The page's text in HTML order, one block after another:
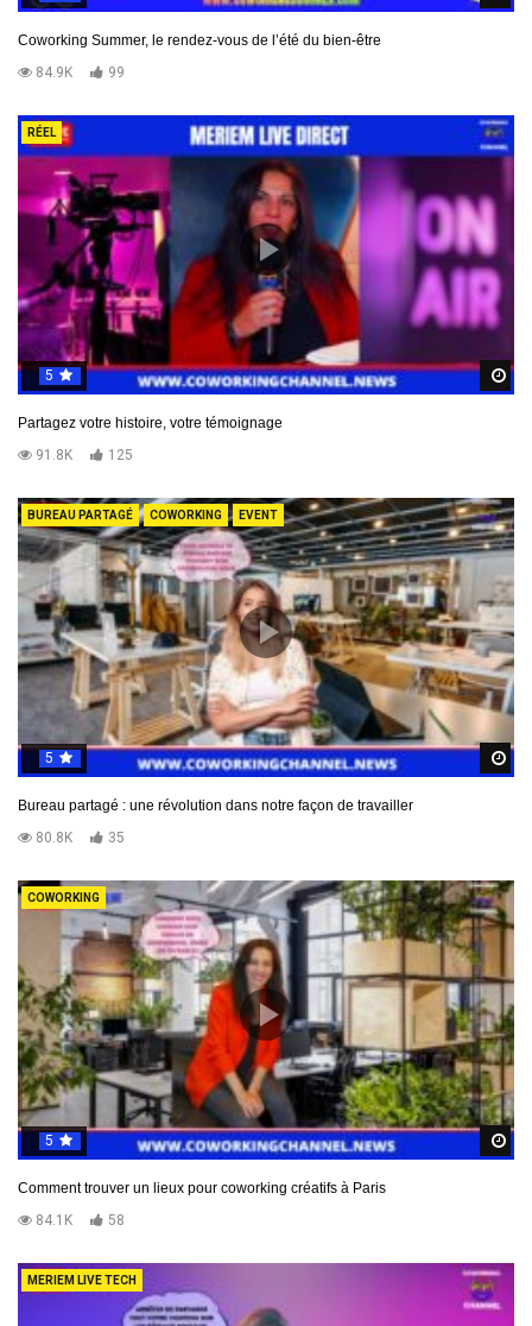
de chaleur ?
70.7K
48
canicule meurtrière
91.6K
59
Coworking Summer, le rendez-vous de l’été du bien-être
84.9K
99
RÉEL
5
Partagez votre histoire, votre témoignage
91.8K
125
BUREAU PARTAGÉ COWORKING EVENT
5
Bureau partagé : une révolution dans notre façon de travailler
80.8K
35
COWORKING
5
Comment trouver un lieux pour coworking créatifs à Paris
84.1K
58
MERIEM LIVE TECH